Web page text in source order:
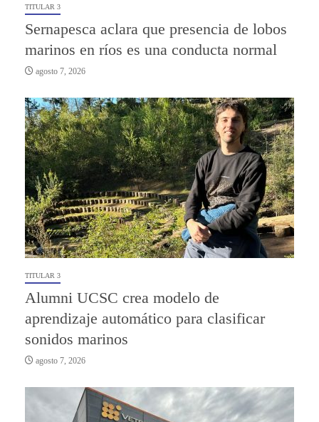
TITULAR 3
Sernapesca aclara que presencia de lobos
marinos en ríos es una conducta normal
agosto 7, 2026
TITULAR 3
Alumni UCSC crea modelo de
aprendizaje automático para clasificar
sonidos marinos
agosto 7, 2026